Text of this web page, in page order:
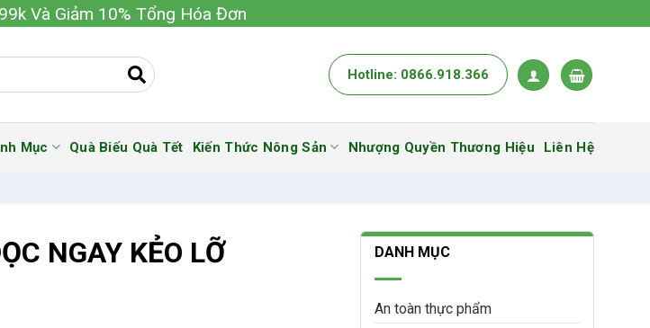
Và Giảm 10% Tổng Hóa Đơn
Hotline: 0866.918.366
Mục Quà Biếu Quà Tết Kiến Thức Nông Sản Nhượng Quyền Thương Hiệu Liên Hệ
NGAY KẺO LỠ DANH MỤC
An toàn thực phẩm